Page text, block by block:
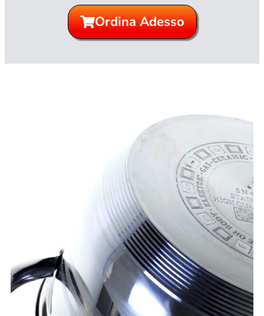
Ordina Adesso